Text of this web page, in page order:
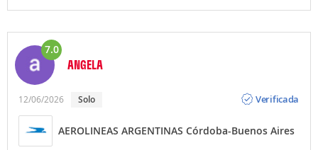
7.0
ANGELA
12/06/2026 Solo
Verificada
AEROLINEAS ARGENTINAS Córdoba-Buenos Aires